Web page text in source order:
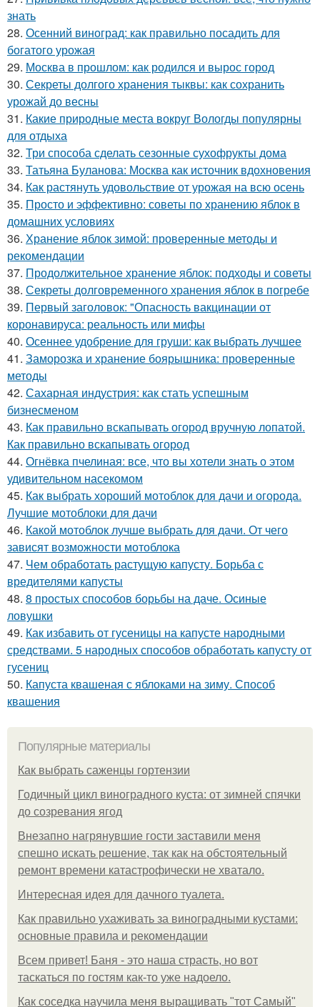
знать
28. Осенний виноград: как правильно посадить для
богатого урожая
29. Москва в прошлом: как родился и вырос город
30. Секреты долгого хранения тыквы: как сохранить
урожай до весны
31. Какие природные места вокруг Вологды популярны
для отдыха
32. Три способа сделать сезонные сухофрукты дома
33. Татьяна Буланова: Москва как источник вдохновения
34. Как растянуть удовольствие от урожая на всю осень
35. Просто и эффективно: советы по хранению яблок в
домашних условиях
36. Хранение яблок зимой: проверенные методы и
рекомендации
37. Продолжительное хранение яблок: подходы и советы
38. Секреты долговременного хранения яблок в погребе
39. Первый заголовок: "Опасность вакцинации от
коронавируса: реальность или мифы
40. Осеннее удобрение для груши: как выбрать лучшее
41. Заморозка и хранение боярышника: проверенные
методы
42. Сахарная индустрия: как стать успешным
бизнесменом
43. Как правильно вскапывать огород вручную лопатой.
Как правильно вскапывать огород
44. Огнёвка пчелиная: все, что вы хотели знать о этом
удивительном насекомом
45. Как выбрать хороший мотоблок для дачи и огорода.
Лучшие мотоблоки для дачи
46. Какой мотоблок лучше выбрать для дачи. От чего
зависят возможности мотоблока
47. Чем обработать растущую капусту. Борьба с
вредителями капусты
48. 8 простых способов борьбы на даче. Осиные
ловушки
49. Как избавить от гусеницы на капусте народными
средствами. 5 народных способов обработать капусту от
гусениц
50. Капуста квашеная с яблоками на зиму. Способ
квашения
Популярные материалы
Как выбрать саженцы гортензии
Годичный цикл виноградного куста: от зимней спячки
до созревания ягод
Внезапно нагрянувшие гости заставили меня
спешно искать решение, так как на обстоятельный
ремонт времени катастрофически не хватало.
Интересная идея для дачного туалета.
Как правильно ухаживать за виноградными кустами:
основные правила и рекомендации
Всем привет! Баня - это наша страсть, но вот
таскаться по гостям как-то уже надоело.
Как соседка научила меня выращивать "тот Самый"